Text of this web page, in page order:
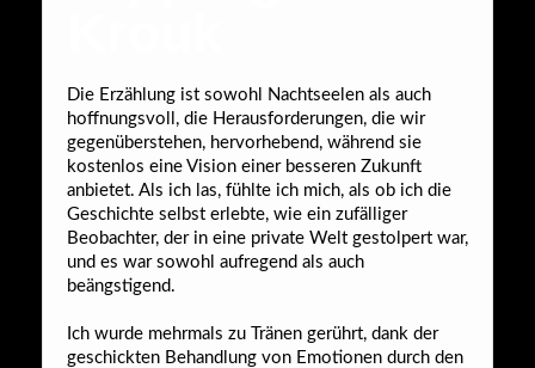
Die Erzählung ist sowohl Nachtseelen als auch
hoffnungsvoll, die Herausforderungen, die wir
gegenüberstehen, hervorhebend, während sie
kostenlos eine Vision einer besseren Zukunft
anbietet. Als ich las, fühlte ich mich, als ob ich die
Geschichte selbst erlebte, wie ein zufälliger
Beobachter, der in eine private Welt gestolpert war,
und es war sowohl aufregend als auch
beängstigend.
Ich wurde mehrmals zu Tränen gerührt, dank der
geschickten Behandlung von Emotionen durch den